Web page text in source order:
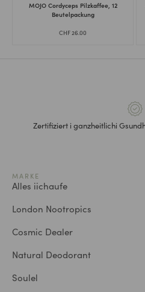
MOJO Cordyceps Pilzkaffee, 12
Beutelpackung
CHF26.00
Zertifiziert i ganzheitlichi
MARKE
Alles iichaufe
London Nootropics
Cosmic Dealer
Natural Deodorant
Soulel